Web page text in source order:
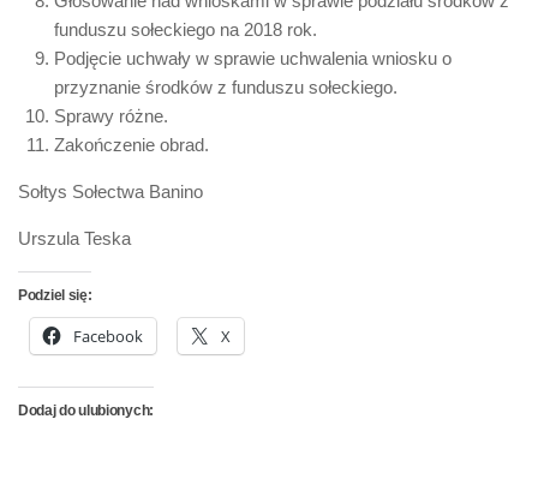
funduszu sołeckiego na 2018 rok.
Podjęcie uchwały w sprawie uchwalenia wniosku o
przyznanie środków z funduszu sołeckiego.
Sprawy różne.
Zakończenie obrad.
Sołtys Sołectwa Banino
Urszula Teska
Podziel się:
Facebook X
Dodaj do ulubionych: